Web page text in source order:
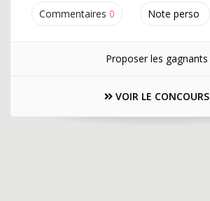
Commentaires 0 Note perso
Proposer les gagnants
VOIR LE CONCOURS